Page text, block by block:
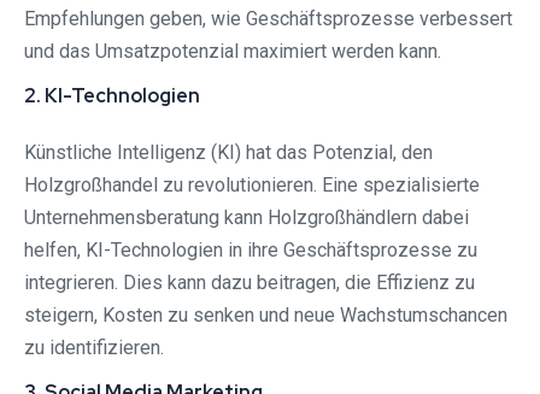
Empfehlungen geben, wie Geschäftsprozesse verbessert
und das Umsatzpotenzial maximiert werden kann.
2. KI-Technologien
Künstliche Intelligenz (KI) hat das Potenzial, den
Holzgroßhandel zu revolutionieren. Eine spezialisierte
Unternehmensberatung kann Holzgroßhändlern dabei
helfen, KI-Technologien in ihre Geschäftsprozesse zu
integrieren. Dies kann dazu beitragen, die Effizienz zu
steigern, Kosten zu senken und neue Wachstumschancen
zu identifizieren.